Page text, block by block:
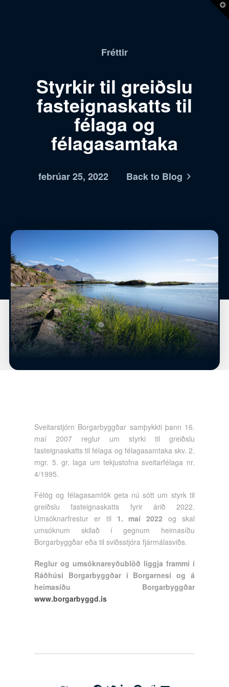
Fréttir
Styrkir til greiðslu
fasteignaskatts til
félaga og
félagasamtaka
febrúar 25, 2022 Back to Blog
Sveitarstjórn Borgarbyggðar samþykkti þann 16.
maí 2007 reglur um styrki til greiðslu
fasteignaskatts til félaga og félagasamtaka skv. 2.
mgr. 5. gr. laga um tekjustofna sveitarfélaga nr.
4/1995.
Félög og félagasamtök geta nú sótt um styrk til
greiðslu fasteignaskatts fyrir árið 2022.
Umsóknarfrestur er til 1. maí 2022 og skal
umsóknum skilað í gegnum heimasíðu
Borgarbyggðar eða til sviðsstjóra fjármálasviðs.
Reglur og umsóknareyðublöð liggja frammi í
Ráðhúsi Borgarbyggðar í Borgarnesi og á
heimasíðu Borgarbyggðar
www.borgarbyggd.is